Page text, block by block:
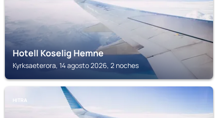
Hotell Koselig Hemne
Kyrksaeterora, 14 agosto 2026, 2 noches
HITRA